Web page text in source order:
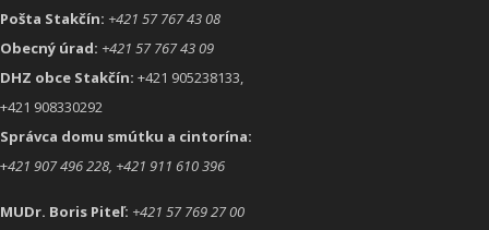
Pošta Stakčín: +421 57 767 43 08
Obecný úrad: +421 57 767 43 09
DHZ obce Stakčín: +421 905238133,
+421 908330292
Správca domu smútku a cintorína:
+421 907 496 228, +421 911 610 396
MUDr. Boris Piteľ: +421 57 769 27 00